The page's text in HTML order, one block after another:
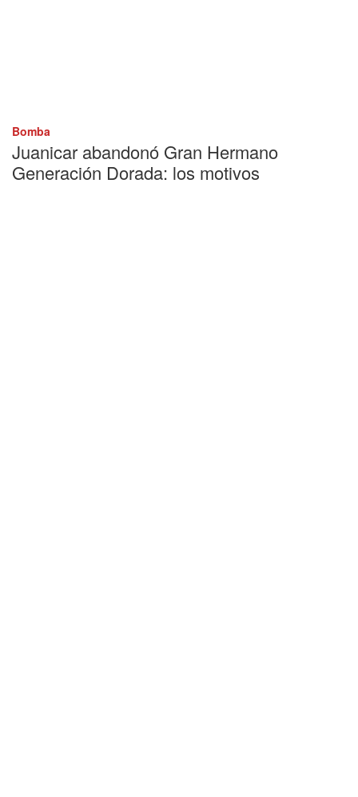
Bomba
Juanicar abandonó Gran Hermano
Generación Dorada: los motivos